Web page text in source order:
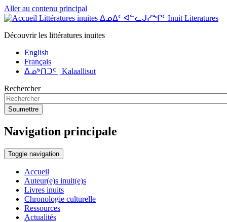
Aller au contenu principal
Littératures inuites ᐃᓄᐃᑦ ᐊᓪᓚᒍᓯᖏᑦ Inuit Literatures
Découvrir les littératures inuites
English
Français
ᐃᓄᒃᑎᑐᑦ | Kalaallisut
Rechercher
Soumettre
Navigation principale
Toggle navigation
Accueil
Auteur(e)s inuit(e)s
Livres inuits
Chronologie culturelle
Ressources
Actualités